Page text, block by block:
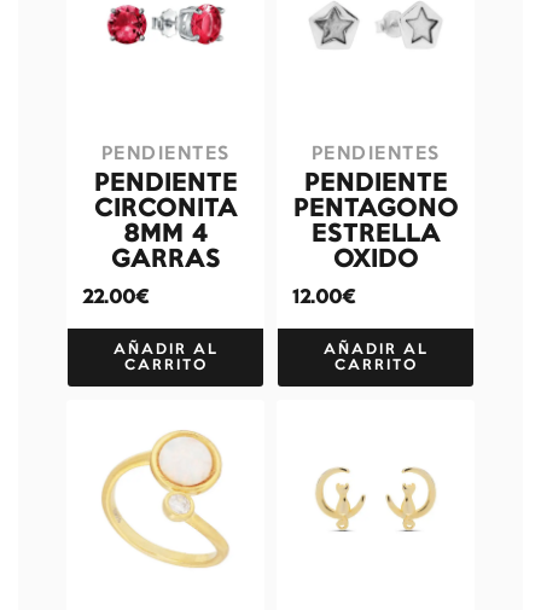
PENDIENTES
PENDIENTE
CIRCONITA
8MM 4
GARRAS
22.00€
AÑADIR AL
CARRITO
PENDIENTES
PENDIENTE
PENTAGONO
ESTRELLA
OXIDO
12.00€
AÑADIR AL
CARRITO